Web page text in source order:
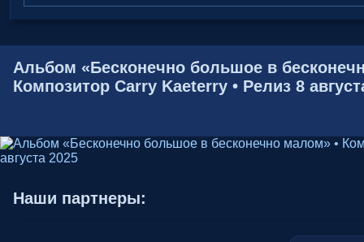
Альбом «Бесконечно большое в
Композитор Carry Kaeterry • Релиз 8
Наши партнеры: